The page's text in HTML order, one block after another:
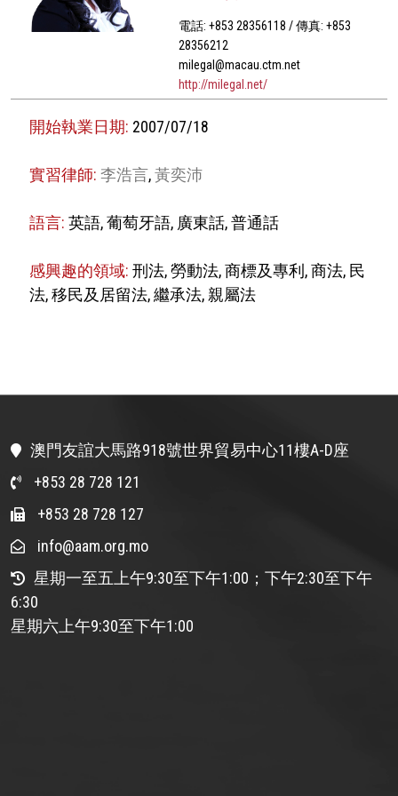
電話: +853 28356118 / 傳真: +853
28356212
milegal@macau.ctm.net
http://milegal.net/
開始執業日期: 2007/07/18
實習律師:李浩言,黃奕沛
語言:英語, 葡萄牙語, 廣東話, 普通話
感興趣的領域:刑法, 勞動法, 商標及專利, 商法, 民
法, 移民及居留法, 繼承法, 親屬法
澳門友誼大馬路918號世界貿易中心11樓A-D座
+853 28 728 121
+853 28 728 127
info@aam.org.mo
星期一至五上午9:30至下午1:00；下午2:30至下午
6:30
星期六上午9:30至下午1:00